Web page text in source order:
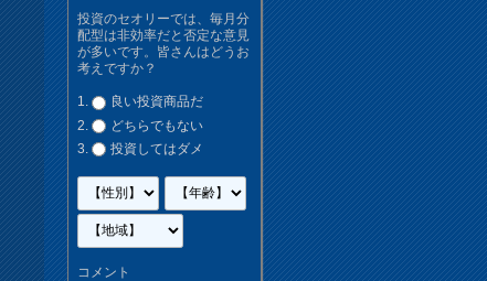
投資のセオリーでは、毎月分
配型は非効率だと否定な意見
が多いです。皆さんはどうお
考えですか？
良い投資商品だ
どちらでもない
投資してはダメ
コメント